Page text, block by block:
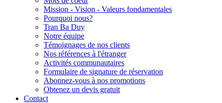
Mission - Vision - Valeurs fondamentales
Pourquoi nous?
Tran Ba Duy
Notre équipe
Témoignages de nos clients
Nos références à l'étranger
Activités communautaires
Formulaire de signature de réservation
Abonnez-vous à nos promotions
Obtenez un devis gratuit
Contact